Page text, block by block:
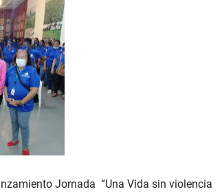
Jornada “Una Vida sin violencia